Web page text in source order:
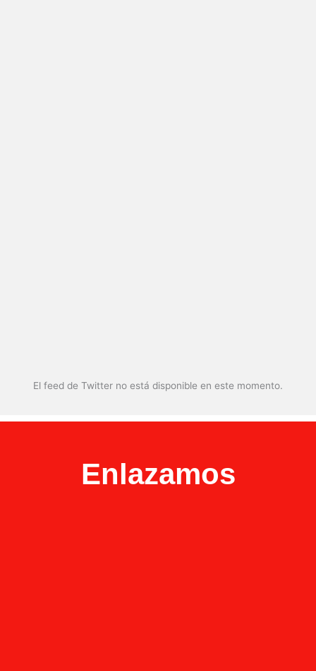
El feed de Twitter no está disponible en este momento.
Enlazamos